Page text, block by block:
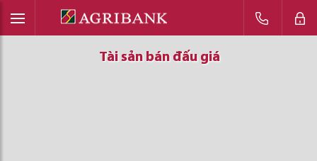
Tài sản bán đấu giá
Tài sản bán đấu giá
Tài sản bán đấu giá